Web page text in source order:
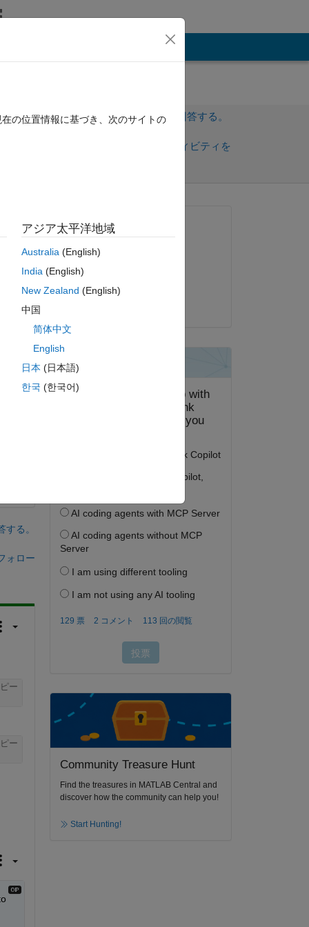
サインインしてこの質問に回答する。
サインインしてアクティビティを
る。
ォロー
ー
ー
質問済み:
2013 年 4 月 3 日
採用済み:
Community Treasure Hunt
Find the treasures in MATLAB Central and
discover how the community can help you!
Start Hunting!
の位置情報に基づき、次のサイトの
アジア太平洋地域
Australia(English)
India(English)
New Zealand (English)
中国
简体中文
English
日本 (日本語)
한국 (한국어)